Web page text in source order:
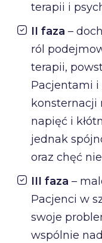
terapii i
II faza –
ról
terapii,
Pacjentami i
konsternacji
napięć i
jednak
oraz chęć
III faza –
Pacjenci w
swoje
wspólnie